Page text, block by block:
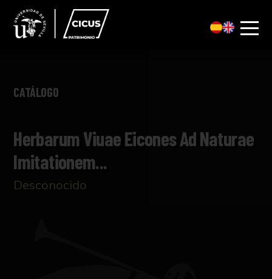
CATÁLOGO
Herbarum Viuae Eicones Ad Naturae
Imitationem...
Desconocido